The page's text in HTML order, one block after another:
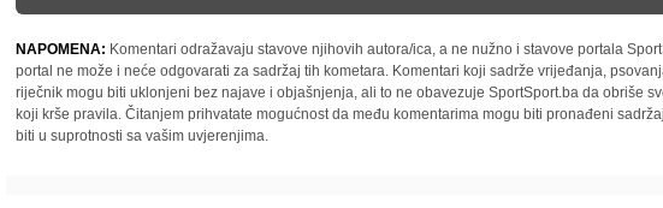
NAPOMENA: Komentari odražavaju stavove njihovih autora/ica, a ne nužno i stavove portala
portal ne može i neće odgovarati za sadržaj tih kometara. Komentari koji sadrže vrijeđanja,
riječnik mogu biti uklonjeni bez najave i objašnjenja, ali to ne obavezuje SportSport.ba da obriše
koji krše pravila. Čitanjem prihvatate mogućnost da među komentarima mogu biti pronađeni
biti u suprotnosti sa vašim uvjerenjima.